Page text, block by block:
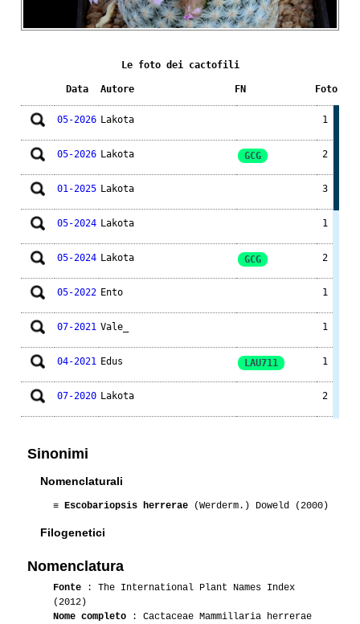
Le foto dei cactofili
Data Autore FN Foto
05-2026 Lakota 1
05-2026 Lakota GCG 2
01-2025 Lakota 3
05-2024 Lakota 1
05-2024 Lakota GCG 2
05-2022 Ento 1
07-2021 Vale_ 1
04-2021 Edus LAU711 1
07-2020 Lakota 2
01-2018 Lakota 1
05-2017 Luca
05-2016 Luca
01-2015
Sinonimi
Nomenclaturali
≡ Escobariopsis herrerae (Werderm.) Doweld (2000)
Filogenetici
Nomenclatura
Fonte : The International Plant Names Index
(2012)
Nome completo : Cactaceae Mammillaria herrerae